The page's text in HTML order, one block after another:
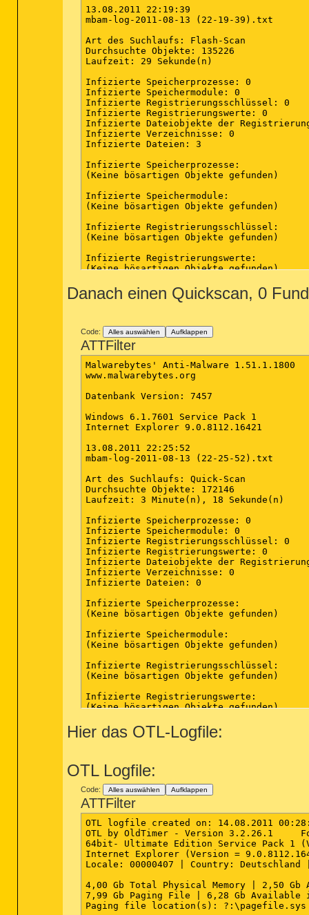
13.08.2011 22:19:39
mbam-log-2011-08-13 (22-19-39).txt
Art des Suchlaufs: Flash-Scan
Durchsuchte Objekte: 135226
Laufzeit: 29 Sekunde(n)
Infizierte Speicherprozesse: 0
Infizierte Speichermodule: 0
Infizierte Registrierungsschlüssel: 0
Infizierte Registrierungswerte: 0
Infizierte Dateiobjekte der
Infizierte Verzeichnisse: 0
Infizierte Dateien: 3
Infizierte Speicherprozesse:
(Keine bösartigen Objekte gefunden)
Infizierte Speichermodule:
(Keine bösartigen Objekte gefunden)
Infizierte Registrierungsschlüssel:
(Keine bösartigen Objekte gefunden)
Infizierte Registrierungswerte:
(Keine bösartigen Objekte gefunden)
Infizierte Dateiobjekte der
(Keine bösartigen Objekte gefunden)
(Keine bösartigen Objekte gefunden)
Infizierte Dateien:
Danach einen Quickscan, 0
Code: Alles auswählen Aufklappen
ATTFilter
Malwarebytes' Anti-Malware 1.51.1.1800
www.malwarebytes.org
Datenbank Version: 7457
Windows 6.1.7601 Service Pack 1
Internet Explorer 9.0.8112.16421
13.08.2011 22:25:52
mbam-log-2011-08-13 (22-25-52).txt
Art des Suchlaufs: Quick-Scan
Durchsuchte Objekte: 172146
Laufzeit: 3 Minute(n), 18 Sekunde(n)
Infizierte Speicherprozesse: 0
Infizierte Speichermodule: 0
Infizierte Registrierungsschlüssel: 0
Infizierte Registrierungswerte: 0
Infizierte Dateiobjekte der
Infizierte Verzeichnisse: 0
Infizierte Dateien: 0
Infizierte Speicherprozesse:
(Keine bösartigen Objekte gefunden)
Infizierte Speichermodule:
(Keine bösartigen Objekte gefunden)
Infizierte Registrierungsschlüssel:
(Keine bösartigen Objekte gefunden)
Infizierte Registrierungswerte:
(Keine bösartigen Objekte gefunden)
Infizierte Dateiobjekte der
(Keine bösartigen Objekte gefunden)
(Keine bösartigen Objekte gefunden)
Infizierte Dateien:
(Keine bösartigen Objekte gefunden)
Hier das OTL-Logfile:
OTL Logfile:
Code: Alles auswählen Aufklappen
ATTFilter
OTL logfile created on: 14.08.2011
OTL by OldTimer - Version 3.2.26.1
64bit- Ultimate Edition Service Pack 1
Internet Explorer (Version =
Locale: 00000407 | Country: Deutschland
4,00 Gb Total Physical Memory | 2,50 Gb
7,99 Gb Paging File | 6,28 Gb
Paging file location(s):